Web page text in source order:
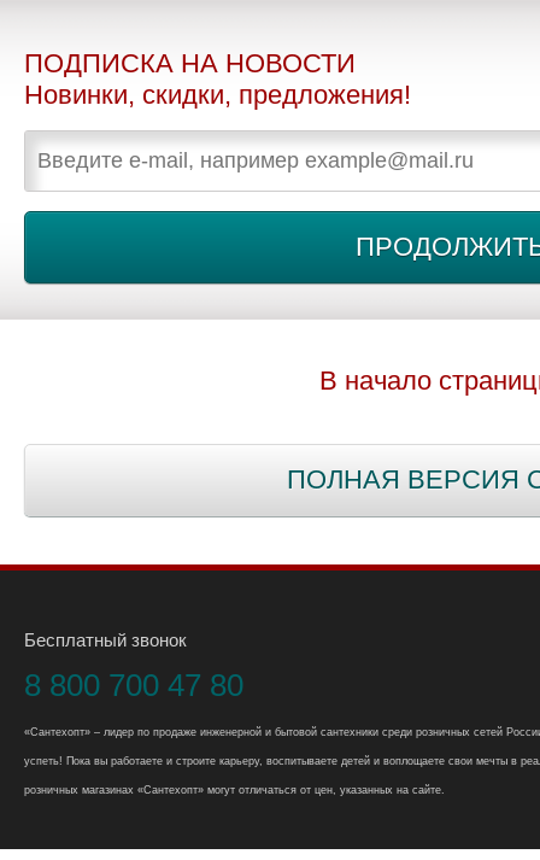
ПОДПИСКА НА НОВОСТИ
Новинки, скидки, предложения!
В начало
ПОЛНАЯ ВЕРСИЯ
Бесплатный звонок
8 800 700 47 80
«Сантехопт» – лидер по продаже инженерной и бытовой сантехники среди розничных сетей
успеть! Пока вы работаете и строите карьеру, воспитываете детей и воплощаете свои мечты в
розничных магазинах «Сантехопт» могут отличаться от цен, указанных на сайте.